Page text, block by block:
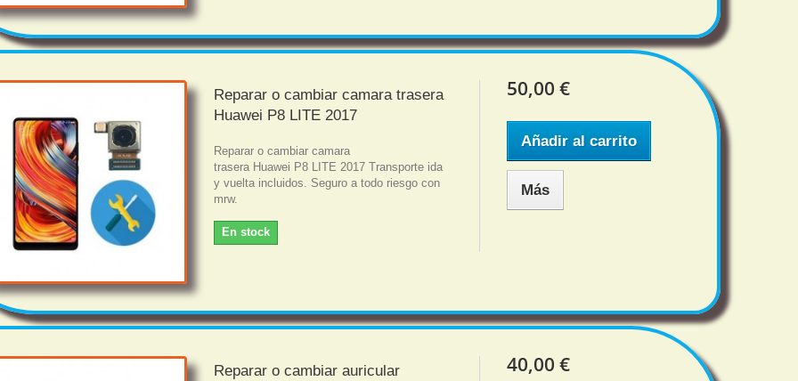
Reparar o cambiar camara trasera
Huawei P8 LITE 2017
Reparar o cambiar camara
trasera Huawei P8 LITE 2017 Transporte ida
y vuelta incluidos. Seguro a todo riesgo con
mrw.
En stock
50,00 €
Añadir al carrito
Más
Reparar o cambiar auricular 40,00 €